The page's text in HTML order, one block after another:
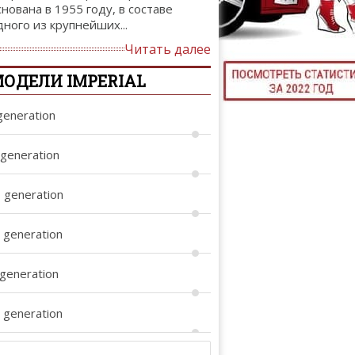
ТЮНИНГ
в 1955 году, в составе
из крупнейших...
Читать далее
IMPERIAL
generation
generation
generation